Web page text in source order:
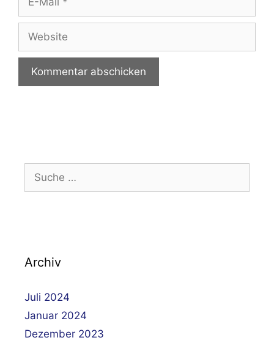
Website
nach:
Archiv
Juli 2024
Januar 2024
Dezember 2023